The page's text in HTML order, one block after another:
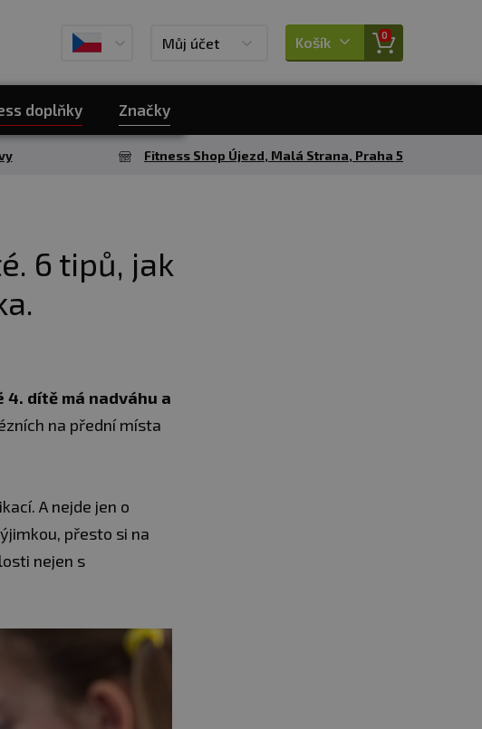
Můj účet Košík 0
doplňky Značky
Fitness Shop Újezd, Malá Strana, Praha 5
6 tipů, jak
4. dítě má nadváhu a
na přední místa
A nejde jen o
přesto si na
nejen s